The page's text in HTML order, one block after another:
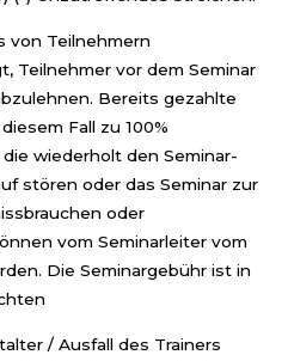
von Teilnehmern
Teilnehmer vor dem Seminar
Bereits gezahlte
Fall zu 100%
wiederholt den Seminar-
stören oder das Seminar zur
oder
vom Seminarleiter vom
Die Seminargebühr ist in
/ Ausfall des Trainers